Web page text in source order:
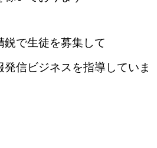
で生徒を募集して
信ビジネスを指導していま